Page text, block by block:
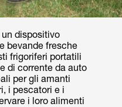
dispositivo
bevande fresche
frigoriferi portatili
di corrente da auto
per gli amanti
i pescatori e i
i loro alimenti